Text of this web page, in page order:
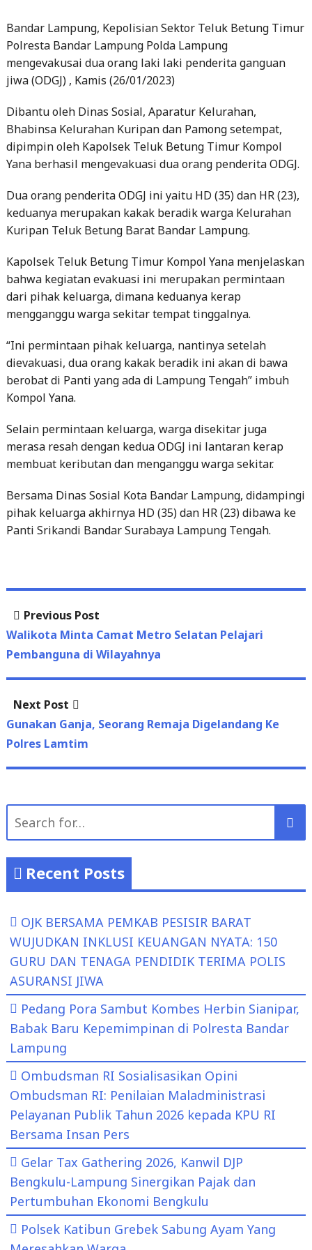
Bandar Lampung, Kepolisian Sektor Teluk Betung Timur
Polresta Bandar Lampung Polda Lampung
mengevakusai dua orang laki laki penderita ganguan
jiwa (ODGJ) , Kamis (26/01/2023)
Dibantu oleh Dinas Sosial, Aparatur Kelurahan,
Bhabinsa Kelurahan Kuripan dan Pamong setempat,
dipimpin oleh Kapolsek Teluk Betung Timur Kompol
Yana berhasil mengevakuasi dua orang penderita ODGJ.
Dua orang penderita ODGJ ini yaitu HD (35) dan HR (23),
keduanya merupakan kakak beradik warga Kelurahan
Kuripan Teluk Betung Barat Bandar Lampung.
Kapolsek Teluk Betung Timur Kompol Yana menjelaskan
bahwa kegiatan evakuasi ini merupakan permintaan
dari pihak keluarga, dimana keduanya kerap
mengganggu warga sekitar tempat tinggalnya.
“Ini permintaan pihak keluarga, nantinya setelah
dievakuasi, dua orang kakak beradik ini akan di bawa
berobat di Panti yang ada di Lampung Tengah” imbuh
Kompol Yana.
Selain permintaan keluarga, warga disekitar juga
merasa resah dengan kedua ODGJ ini lantaran kerap
membuat keributan dan menganggu warga sekitar.
Bersama Dinas Sosial Kota Bandar Lampung, didampingi
pihak keluarga akhirnya HD (35) dan HR (23) dibawa ke
Panti Srikandi Bandar Surabaya Lampung Tengah.
Post
navigation
Previous Post
post:
Walikota Minta Camat Metro Selatan Pelajari
Pembanguna di Wilayahnya
Next Post
post:
Gunakan Ganja, Seorang Remaja Digelandang Ke
Polres Lamtim
Search
Recent Posts
OJK BERSAMA PEMKAB PESISIR BARAT
WUJUDKAN INKLUSI KEUANGAN NYATA: 150
GURU DAN TENAGA PENDIDIK TERIMA POLIS
ASURANSI JIWA
Pedang Pora Sambut Kombes Herbin Sianipar,
Babak Baru Kepemimpinan di Polresta Bandar
Lampung
Ombudsman RI Sosialisasikan Opini
Ombudsman RI: Penilaian Maladministrasi
Pelayanan Publik Tahun 2026 kepada KPU RI
Bersama Insan Pers
Gelar Tax Gathering 2026, Kanwil DJP
Bengkulu-Lampung Sinergikan Pajak dan
Pertumbuhan Ekonomi Bengkulu
Polsek Katibun Grebek Sabung Ayam Yang